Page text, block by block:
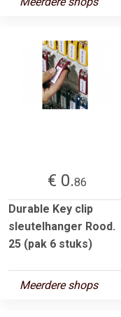
€ 0.86
Durable Key clip
sleutelhanger Rood.
25 (pak 6 stuks)
Meerdere shops